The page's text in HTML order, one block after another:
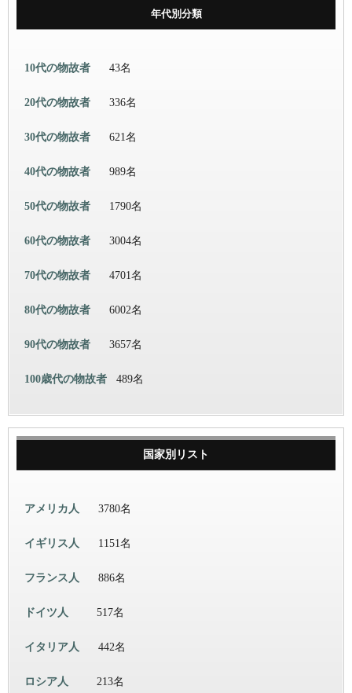
年代別分類
10代の物故者 43名
20代の物故者 336名
30代の物故者 621名
40代の物故者 989名
50代の物故者 1790名
60代の物故者 3004名
70代の物故者 4701名
80代の物故者 6002名
90代の物故者 3657名
100歳代の物故者 489名
国家別リスト
アメリカ人 3780名
イギリス人 1151名
フランス人 886名
ドイツ人 517名
イタリア人 442名
ロシア人 213名